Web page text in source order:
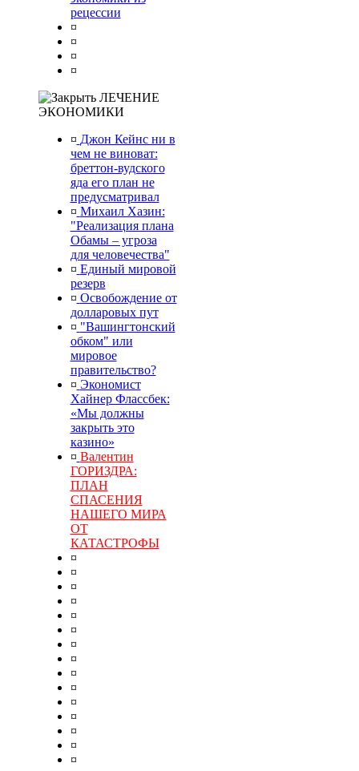
рецессии
¤
¤
¤
¤
ЛЕЧЕНИЕ
ЭКОНОМИКИ
¤ Джон Кейнс ни в
чем не виноват:
бреттон-вудского
яда его план не
предусматривал
¤ Михаил Хазин:
"Реализация плана
Обамы – угроза
для человечества"
¤ Единый мировой
резерв
¤ Освобождение от
долларовых пут
¤ "Вашингтонский
обком" или
мировое
правительство?
¤ Экономист
Хайнер Флассбек:
«Мы должны
закрыть это
казино»
¤ Валентин
ГОРИЗДРА:
ПЛАН
СПАСЕНИЯ
НАШЕГО МИРА
ОТ
КАТАСТРОФЫ
¤
¤
¤
¤
¤
¤
¤
¤
¤
¤
¤
¤
¤
¤
¤